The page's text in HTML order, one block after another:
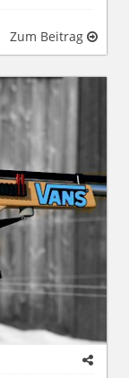
Zum Beitrag